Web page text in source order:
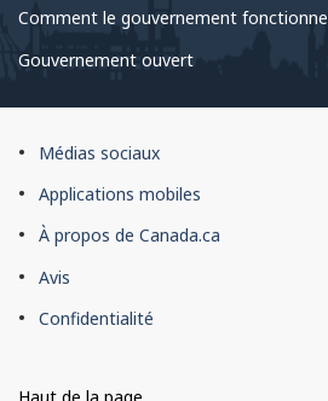
Comment le gouvernement fonctionne
Gouvernement ouvert
À
propos
du
site
Médias sociaux
Applications mobiles
À propos de Canada.ca
Avis
Confidentialité